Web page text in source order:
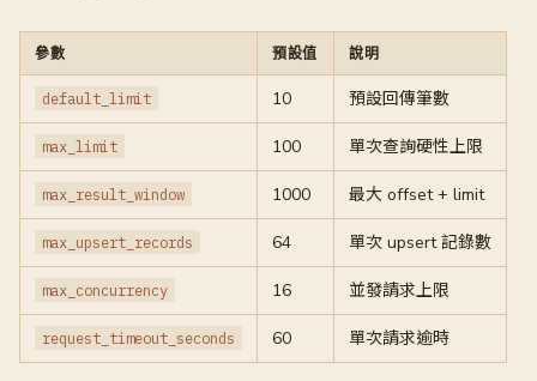
參數 預設值 說明
default_limit 10 預設回傳筆數
max_limit 100 單次查詢硬性上限
max_result_window 1000 最大 offset + limit
max_upsert_records 64 單次 upsert 記錄數
max_concurrency 16 並發請求上限
request_timeout_seconds 60 單次請求逾時